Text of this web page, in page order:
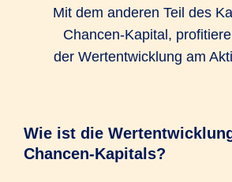
Mit dem anderen Teil des
Chancen-Kapital,
der Wertentwicklung am
Wie ist die
Chancen-Kapitals?